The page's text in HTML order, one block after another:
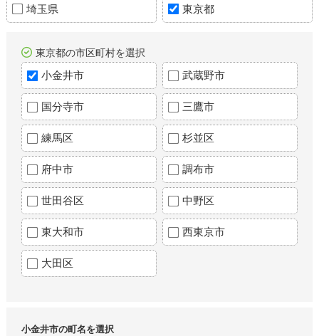
埼玉県 東京都
東京都の市区町村を選択
小金井市 武蔵野市
国分寺市 三鷹市
練馬区 杉並区
府中市 調布市
世田谷区 中野区
東大和市 西東京市
大田区
小金井市の町名を選択